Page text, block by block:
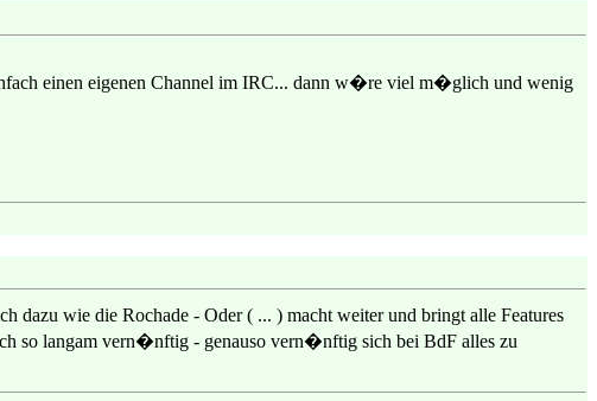
einen eigenen Channel im IRC... dann w�re viel m�glich und wenig
wie die Rochade - Oder ( ... ) macht weiter und bringt alle Features
so langam vern�nftig - genauso vern�nftig sich bei BdF alles zu